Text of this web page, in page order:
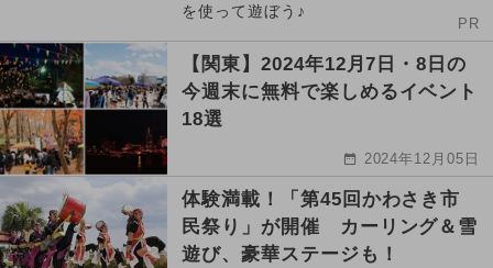
を使って遊ぼう♪
PR
【関東】2024年12月7日・8日の
今週末に無料で楽しめるイベント
18選
2024年12月05日
体験満載！「第45回かわさき市
民祭り」が開催 カーリング＆雪
遊び、豪華ステージも！